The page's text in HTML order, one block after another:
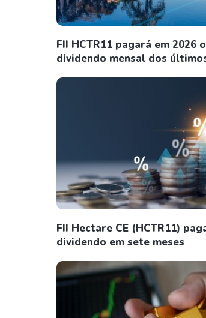
FII HCTR11 pagará em 2026
dividendo mensal dos
FII Hectare CE (HCTR11)
dividendo em sete meses